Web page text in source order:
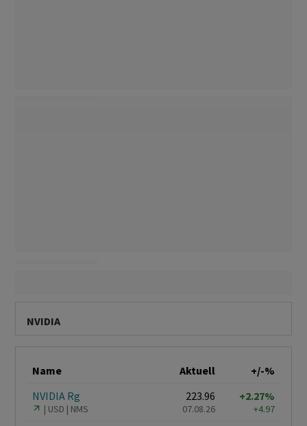
NVIDIA
Name Aktuell
+/-%
NVIDIA Rg
USD NMS
223.96
07.08.26
+2.27%
+4.97